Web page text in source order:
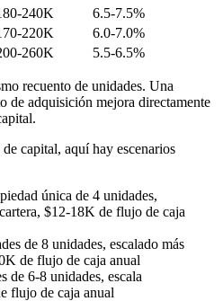
240K
6.5-7.5%
220K
6.0-7.0%
260K 5.5-6.5%
recuento de unidades. Una
de adquisición mejora directamente
capital, aquí hay escenarios
única de 4 unidades,
$12-18K de flujo de caja
de 8 unidades, escalado más
de flujo de caja anual
de 6-8 unidades, escala
flujo de caja anual